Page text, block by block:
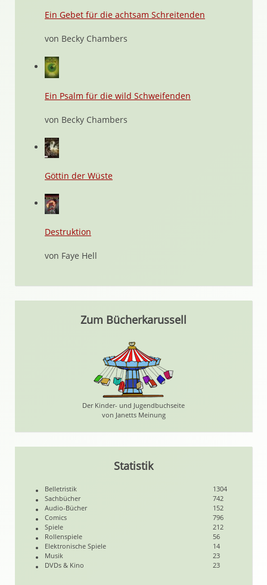
Ein Gebet für die achtsam Schreitenden
von Becky Chambers
Ein Psalm für die wild Schweifenden
von Becky Chambers
Göttin der Wüste
Destruktion
von Faye Hell
Zum Bücherkarussell
Der Kinder- und Jugendbuchseite
von Janetts Meinung
Statistik
Belletristik
1304
Sachbücher
742
Audio-Bücher
152
Comics
796
Spiele
212
Rollenspiele
56
Elektronische Spiele
14
Musik
23
DVDs & Kino
23